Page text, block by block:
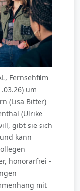
Fernsehfilm
um
(Lisa Bitter)
(Ulrike
gibt sie sich
kann
honorarfrei -
mit